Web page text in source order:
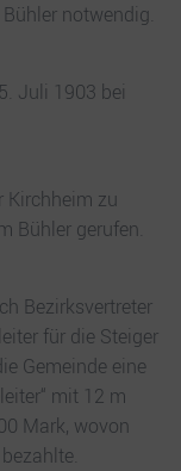
notwendig.
Juli 1903 bei
Kirchheim zu
Bühler gerufen.
Bezirksvertreter
für die Steiger
Gemeinde eine
mit 12 m
Mark, wovon